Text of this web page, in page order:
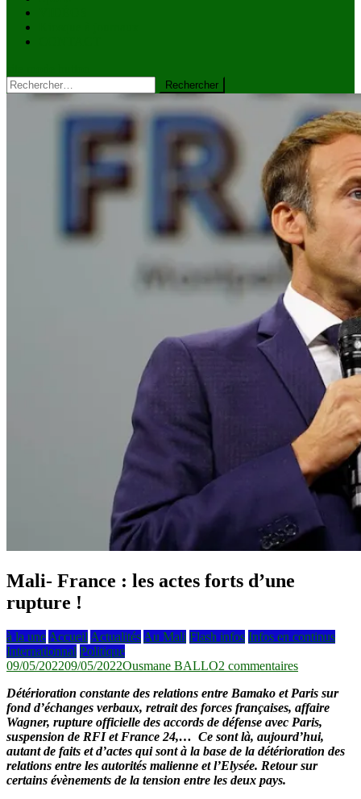
Rechercher :
Mali- France : les actes forts d’une
rupture !
à la une Accueil Actualités Au Mali Flash infos Infos en continus
Internationnal Politique
09/05/202209/05/2022Ousmane BALLO2 commentairessur
France
:
les
actes
forts
d’une
Détérioration constante des relations entre Bamako et Paris sur
fond d’échanges verbaux, retrait des forces françaises, affaire
Wagner, rupture officielle des accords de défense avec Paris,
suspension de RFI et France 24,… Ce sont là, aujourd’hui,
autant de faits et d’actes qui sont à la base de la détérioration des
relations entre les autorités malienne et l’Elysée. Retour sur
certains évènements de la tension entre les deux pays.